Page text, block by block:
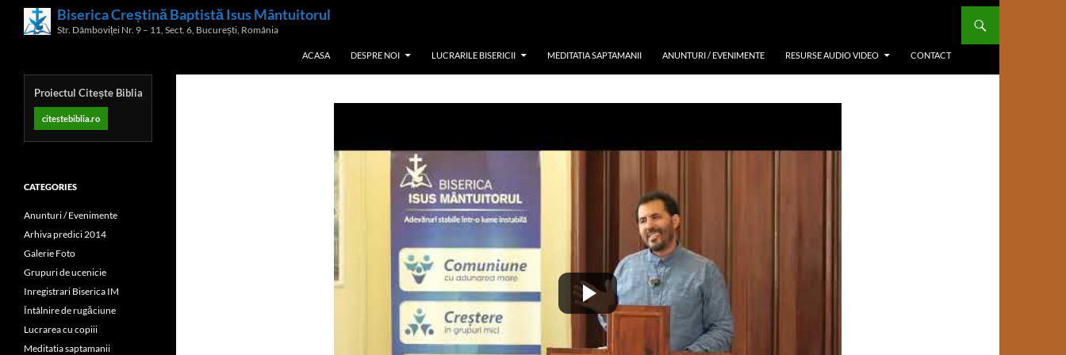
Biserica Creștină Baptistă Isus Mântuitorul
Str. Dâmboviței Nr. 9 – 11, Sect. 6, București, România
Search
ACASA DESPRE NOI LUCRARILE BISERICII MEDITATIA SAPTAMANII ANUNTURI / EVENIMENTE RESURSE AUDIO VIDEO CONTACT
Proiectul Citește Biblia
citestebiblia.ro
CATEGORIES
Anunturi / Evenimente
Arhiva predici 2014
Galerie Foto
Grupuri de ucenicie
Inregistrari Biserica IM
Întâlnire de rugăciune
Lucrarea cu copiii
Meditatia saptamanii